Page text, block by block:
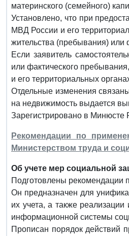
материнского (семейного)
Установлено, что при
МВД России и его
жительства (пребывания) или
Если заявитель
или фактического
и его территориальных
Отдельные изменения
на недвижимость выдается
Зарегистрировано в Минюсте
Рекомендации по
Министерством труда и
Об учете мер социальной
Подготовлены рекомендации
Он предназначен для
их учета, а также
информационной системы
Прописан порядок действий